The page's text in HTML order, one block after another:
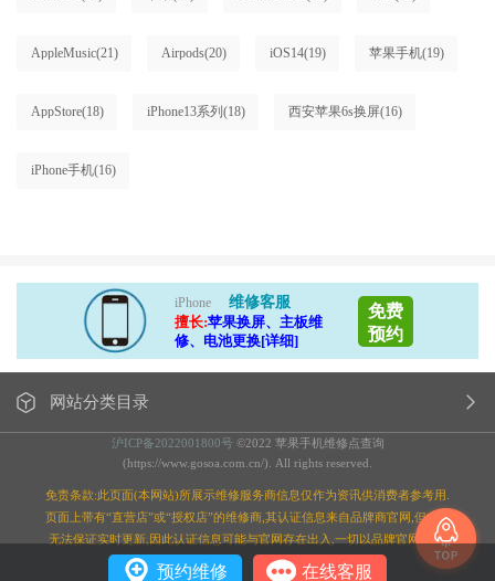
AppleMusic(21) Airpods(20) iOS14(19) 苹果手机(19)
AppStore(18) iPhone13系列 (18) 西安苹果6s换屏(16)
iPhone手机(16)
iPhone
维修客服
擅长:苹果换屏、主板维
修、电池更换[详细]
免费
预约
网站分类目录
沪ICP备2022001800号 ©2022 苹果手机维修点查询
(https://www.gosoa.com.cn/). All rights reserved.
免责条款:此页面(本网站)所展示维修服务商信息仅作为资讯供消费者参考用.
页面上带有“直营店”或“授权店”的维修商,其认证信息来自品牌商官网,但本站
无法保证实时更新,因此认证信息可能与官网存在出入,一切以品牌官网为准;
预约维修 在线客服